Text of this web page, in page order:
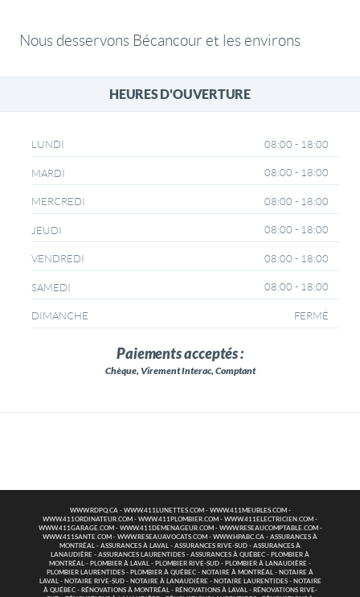
Nous desservons Bécancour et les environs
HEURES D'OUVERTURE
LUNDI 08:00 - 18:00
MARDI 08:00 - 18:00
MERCREDI 08:00 - 18:00
JEUDI 08:00 - 18:00
VENDREDI 08:00 - 18:00
SAMEDI 08:00 - 18:00
DIMANCHE FERMÉ
Paiements acceptés :
Chèque, Virement Interac, Comptant
WWW.RDPQ.CA- WWW.411LUNETTES.COM - WWW.411MEUBLES.COM -
WWW.411ORDINATEUR.COM - WWW.411PLOMBIER.COM - WWW.411ELECTRICIEN.COM -
WWW.411GARAGE.COM - WWW.411DEMENAGEUR.COM - WWW.RESEAUCOMPTABLE.COM -
WWW.411SANTE.COM - WWW.RESEAUAVOCATS.COM - WWW.HPABC.CA - ASSURANCES À
MONTRÉAL - ASSURANCES À LAVAL - ASSURANCES RIVE-SUD - ASSURANCES À
LANAUDIÈRE - ASSURANCES LAURENTIDES - ASSURANCES À QUÉBEC - PLOMBIER À
MONTRÉAL - PLOMBIER À LAVAL - PLOMBIER RIVE-SUD - PLOMBIER À LANAUDIÈRE -
PLOMBIER LAURENTIDES - PLOMBIER À QUÉBEC - NOTAIRE À MONTRÉAL - NOTAIRE À
LAVAL- NOTAIRE RIVE-SUD- NOTAIRE À LANAUDIÈRE- NOTAIRE LAURENTIDES- NOTAIRE
À QUÉBEC- RÉNOVATIONS À MONTRÉAL- RÉNOVATIONS À LAVAL- RÉNOVATIONS RIVE-